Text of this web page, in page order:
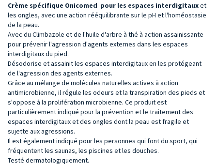
Crème spécifique Onicomed pour les espaces interdigitauxet
les ongles, avec une action rééquilibrante sur le pH et l'homéostasie
de la peau.
Avec du Climbazole et de l'huile d'arbre à thé à action assainissante
pour prévenir l'agression d'agents externes dans les espaces
interdigitaux du pied.
Désodorise et assainit les espaces interdigitaux en les protégeant
de l'agression des agents externes.
Grâce au mélange de molécules naturelles actives à action
antimicrobienne, il régule les odeurs et la transpiration des pieds et
s'oppose à la prolifération microbienne. Ce produit est
particulièrement indiqué pour la prévention et le traitement des
espaces interdigitaux et des ongles dont la peau est fragile et
sujette aux agressions.
Il est également indiqué pour les personnes qui font du sport, qui
fréquentent les saunas, les piscines et les douches.
Testé dermatologiquement.